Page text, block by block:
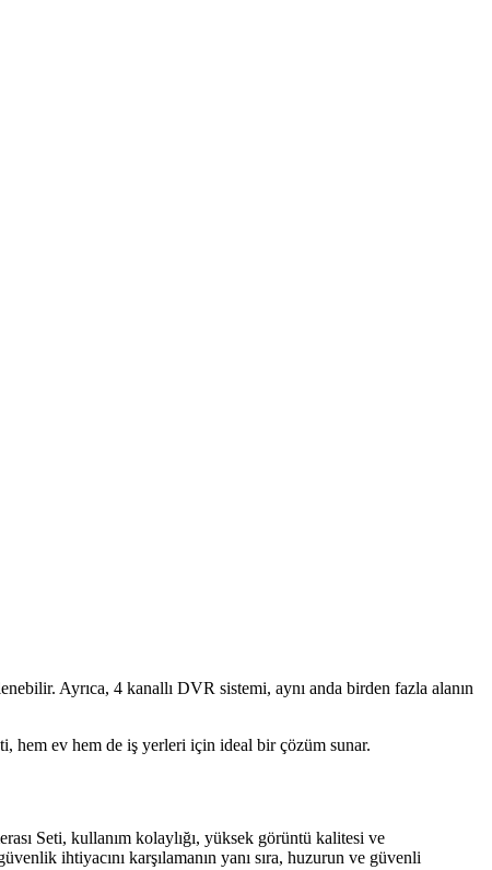
Ayrıca, 4 kanallı DVR sistemi, aynı anda birden fazla alanın
hem ev hem de iş yerleri için ideal bir çözüm sunar.
Seti, kullanım kolaylığı, yüksek görüntü kalitesi ve
ihtiyacını karşılamanın yanı sıra, huzurun ve güvenli